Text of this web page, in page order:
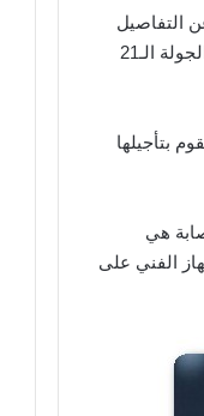
التفاصيل
الكاملة. الخاصة بإصابة اللاعب كريم فؤاد، التي تعرض لها في مباراة المقاولون العرب، ضمن منافسات الجولة الـ21
بتأجيلها
هي
الفني على